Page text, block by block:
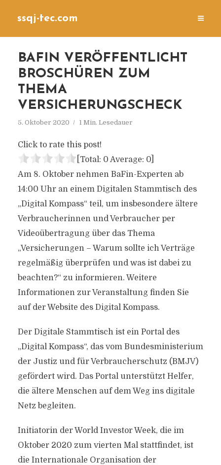
ssqj-tec.com
BAFIN VERÖFFENTLICHT
BROSCHÜREN ZUM
THEMA
VERSICHERUNGSCHECK
5. Oktober 2020 1 Min. Lesedauer
Click to rate this post!
[Total: 0 Average: 0]
Am 8. Oktober nehmen BaFin-Experten ab
14:00 Uhr an einem Digitalen Stammtisch des
„Digital Kompass“ teil, um insbesondere ältere
Verbraucherinnen und Verbraucher per
Videoübertragung über das Thema
„Versicherungen – Warum sollte ich Verträge
regelmäßig überprüfen und was ist dabei zu
beachten?“ zu informieren. Weitere
Informationen zur Veranstaltung finden Sie
auf der Website des Digital Kompass.
Der Digitale Stammtisch ist ein Portal des
„Digital Kompass“, das vom Bundesministerium
der Justiz und für Verbraucherschutz (BMJV)
gefördert wird. Das Portal unterstützt Helfer,
die ältere Menschen auf dem Weg ins digitale
Netz begleiten.
Initiatorin der World Investor Week, die im
Oktober 2020 zum vierten Mal stattfindet, ist
die Internationale Organisation der